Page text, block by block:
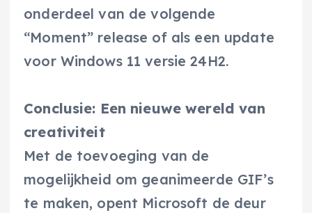
onderdeel van de volgende
“Moment” release of als een update
voor Windows 11 versie 24H2.
Conclusie: Een nieuwe wereld van
creativiteit
Met de toevoeging van de
mogelijkheid om geanimeerde GIF’s
te maken, opent Microsoft de deur